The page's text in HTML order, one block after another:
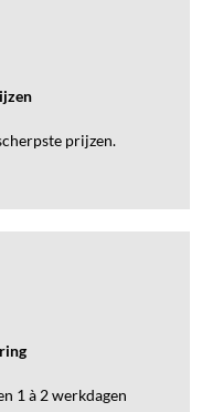
prijzen.
1 à 2 werkdagen